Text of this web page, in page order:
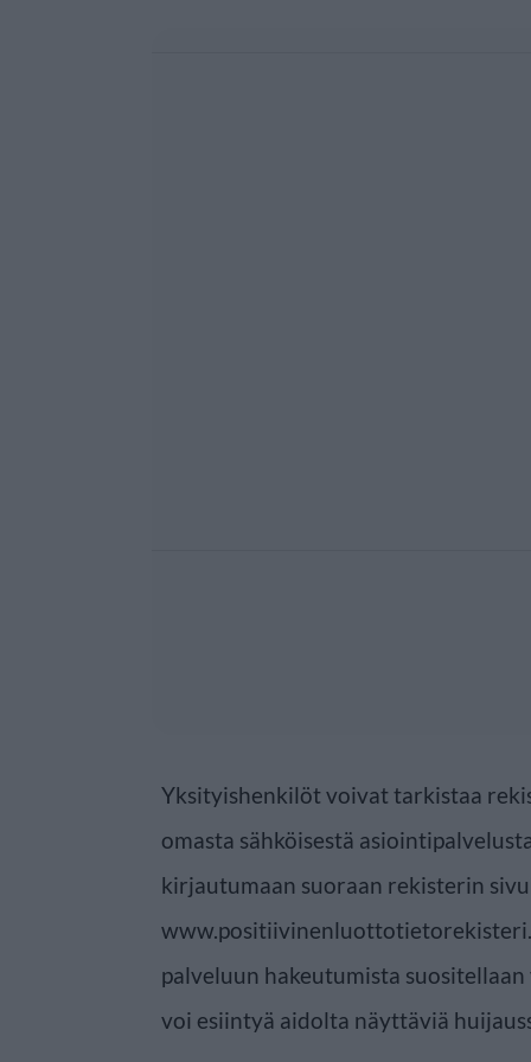
Yksityishenkilöt voivat tarkistaa
omasta sähköisestä
kirjautumaan suoraan rekisterin
palveluun hakeutumista
voi esiintyä aidolta näyttäviä